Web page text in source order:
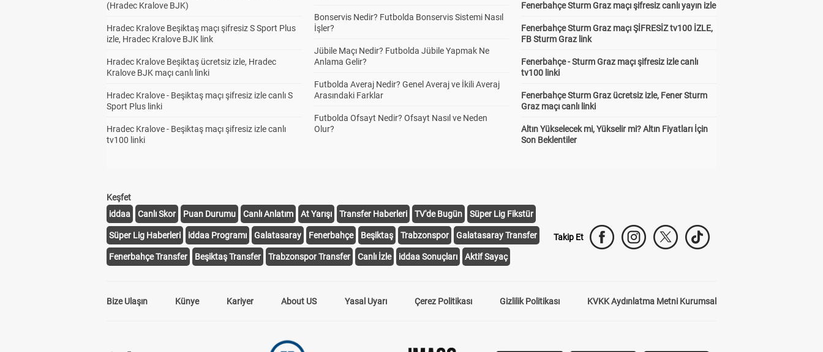
(Hradec Kralove BJK)
Hradec Kralove Beşiktaş maçı şifresiz S Sport Plus
izle, Hradec Kralove BJK link
Hradec Kralove Beşiktaş ücretsiz izle, Hradec
Kralove BJK maçı canlı linki
Hradec Kralove - Beşiktaş maçı şifresiz izle canlı S
Sport Plus linki
Hradec Kralove - Beşiktaş maçı şifresiz izle canlı
tv100 linki
Bonservis Nedir? Futbolda Bonservis Sistemi Nasıl
İşler?
Jübile Maçı Nedir? Futbolda Jübile Yapmak Ne
Anlama Gelir?
Futbolda Averaj Nedir? Genel Averaj ve İkili Averaj
Arasındaki Farklar
Futbolda Ofsayt Nedir? Ofsayt Nasıl ve Neden
Olur?
Fenerbahçe Sturm Graz maçı şifresiz canlı yayın izle
Fenerbahçe Sturm Graz maçı ŞİFRESİZ tv100 İZLE,
FB Sturm Graz link
Fenerbahçe - Sturm Graz maçı şifresiz izle canlı
tv100 linki
Fenerbahçe Sturm Graz ücretsiz izle, Fener Sturm
Graz maçı canlı linki
Altın Yükselecek mi, Yükselir mi? Altın Fiyatları İçin
Son Beklentiler
Keşfet
iddaa
Canlı Skor Puan Durumu Canlı Anlatım At Yarışı Transfer Haberleri TV'de Bugün Süper Lig Fikstür
Süper Lig Haberleri iddaa Programı Galatasaray Fenerbahçe Beşiktaş Trabzonspor Galatasaray Transfer
Fenerbahçe Transfer Beşiktaş Transfer Trabzonspor Transfer Canlı İzle iddaa Sonuçları Aktif Sayaç
Takip Et
Bize Ulaşın Künye Kariyer About US Yasal Uyarı Çerez Politikası Gizlilik Politikası KVKK Aydınlatma Metni Kurumsal